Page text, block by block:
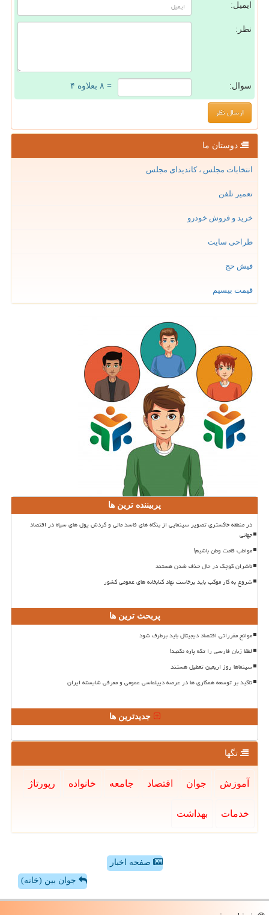
ایمیل:
نظر:
سوال: = ۸ بعلاوه ۴
دوستان ما
انتخابات مجلس ، کاندیدای مجلس
تعمیر تلفن
خرید و فروش خودرو
طراحی سایت
فیش حج
قیمت بیسیم
پربیننده ترین ها
در منطقه خاکستری تصویر سینمایی از بنگاه های فاسد مالی و گردش پول های سیاه در اقتصاد
جهانی
مواظب قامت وطن باشیم!
ناشران کوچک در حال حذف شدن هستند
شروع به کار موکب باید برخاست نهاد کتابخانه های عمومی کشور
پربحث ترین ها
موانع مقرراتی اقتصاد دیجیتال باید برطرف شود
لطفا زبان فارسی را تکه پاره نکنید!
سینماها روز اربعین تعطیل هستند
تاکید بر توسعه همکاری ها در عرصه دیپلماسی عمومی و معرفی شایسته ایران
جدیدترین ها
تگها
آموزش جوان اقتصاد جامعه خانواده رپورتاژ
خدمات بهداشت
صفحه اخبار
جوان بین (خانه)